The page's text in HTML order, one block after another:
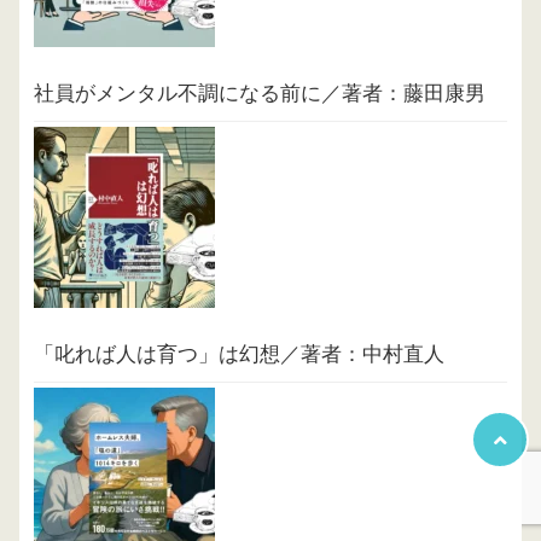
社員がメンタル不調になる前に／著者：藤田康男
「叱れば人は育つ」は幻想／著者：中村直人